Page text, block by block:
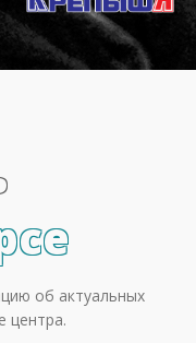
об актуальных
центра.